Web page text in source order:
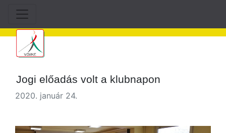
Jogi előadás volt a klubnapon
2020. január 24.